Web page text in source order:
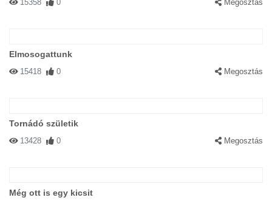
15358 0 Megosztás
Elmosogattunk
15418 0 Megosztás
Tornádó születik
13428 0 Megosztás
Még ott is egy kicsit